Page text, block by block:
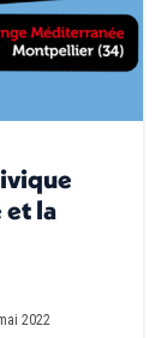
et la
2022